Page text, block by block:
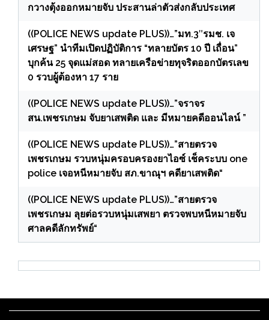
กวางตุ้งออกหมายจับ ประสานล่าตัวส่งกลับประเทศ
((POLICE NEWS update PLUS))…”มท.3″รมช. เจ
เศรษฐ” นำทีมเปิดปฏิบัติการ “ทลายบัตร 10 ปี เถื่อน”
บุกค้น 25 จุดแม่สอด ทลายเครือข่ายทุจริตออกบัตรเลข
0 รวบผู้ต้องหา 17 ราย
((POLICE NEWS update PLUS))…”จราจร
สน.เพชรเกษม จับยาเสพติด และ มีหมายคดีออนไลน์ ”
((POLICE NEWS update PLUS))…”สายตรวจ
เพชรเกษม รวบหนุ่มครอบครองยาไอซ์ เช็คระบบ one
police เจอหนีหมายจับ สภ.ขาณุฯ คดียาเสพติด“
((POLICE NEWS update PLUS))…”สายตรวจ
เพชรเกษม ลุยต่อรวบหนุ่มเสพยา ตรวจพบหนีหมายจับ
ศาลคดีลักทรัพย์“